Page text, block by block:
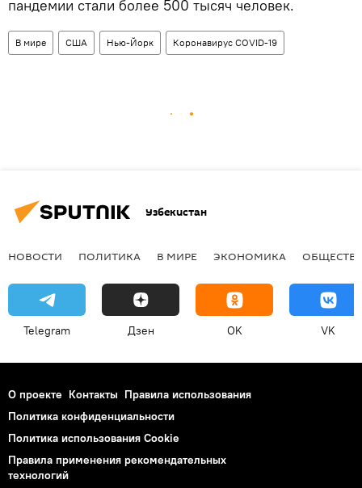
пандемии стали более 500 тысяч человек.
В мире США Нью-Йорк Коронавирус COVID-19
Узбекистан
НОВОСТИ ПОЛИТИКА В МИРЕ ЭКОНОМИКА
Telegram Дзен OK VK
О проекте Контакты Правила использования
Политика конфиденциальности
Политика использования Cookie
Правила применения рекомендательных
технологий